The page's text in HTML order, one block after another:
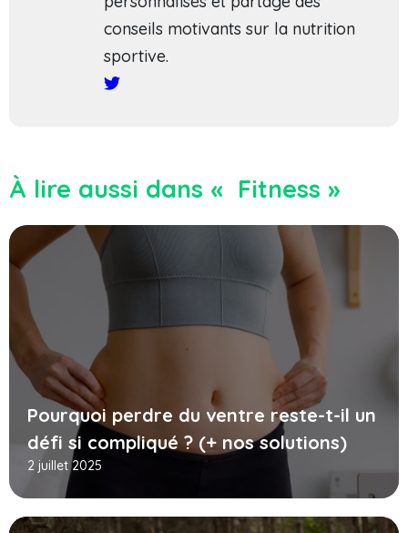
conseils motivants sur la nutrition
sportive.
À lire aussi dans « Fitness »
Pourquoi perdre du ventre reste-t-il un
défi si compliqué ? (+ nos solutions)
2 juillet 2025